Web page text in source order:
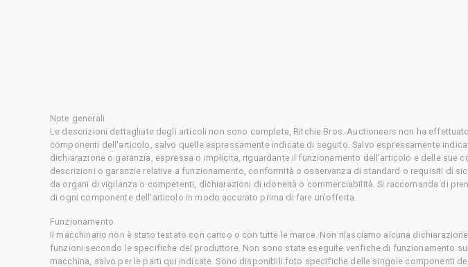
Note generali
Le descrizioni dettagliate degli articoli non sono complete, Ritchie Bros. Auctioneers non ha
componenti dell'articolo, salvo quelle espressamente indicate di seguito. Salvo espressamente
dichiarazione o garanzia, espressa o implicita, riguardante il funzionamento dell'articolo e delle sue
descrizioni o garanzie relative a funzionamento, conformità o osservanza di standard o requisiti di
da organi di vigilanza o competenti, dichiarazioni di idoneità o commerciabilità. Si raccomanda di
di ogni componente dell'articolo in modo accurato prima di fare un'offerta.
Funzionamento
Il macchinario non è stato testato con carico o con tutte le marce. Non rilasciamo alcuna
funzioni secondo le specifiche del produttore. Non sono state eseguite verifiche di funzionamento
macchina, salvo per le parti qui indicate. Sono disponibili foto specifiche delle singole componenti